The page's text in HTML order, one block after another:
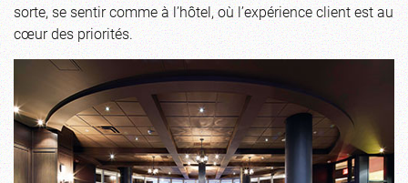
sorte, se sentir comme à l’hôtel, où l’expérience client est au
cœur des priorités.